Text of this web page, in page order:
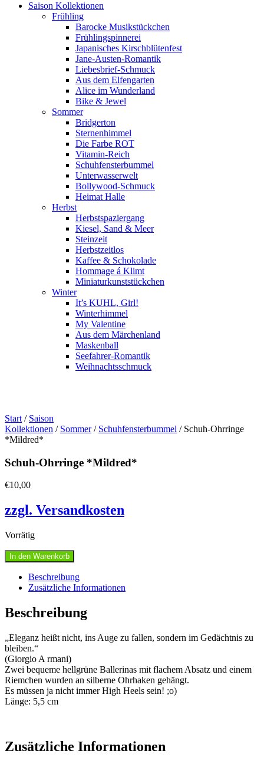
Saison Kollektionen
Frühling
Barocke Musikstückchen
Frühlingspinnerei
Japanisches Kirschblütenfest
Jane-Austen-Romantik
Liebesbrief-Schmuck
Aus dem Elfengarten
Alice im Wunderland
Bike & Jewel
Sommer
Bridgerton
Sternenhimmel
Die Farbe ROT
Vitamin-Reich
Schuhfensterbummel
Unterwasserwelt
Bollywood-Schmuck
Heimat Halle
Herbst
Herbstspaziergang
Kiesel, Sand & Meer
Steinzeit
Herbstzeitlos
Kaffee & Schokolade
Hommage á Klimt
Miniaturkunststückchen
Winter
It’s KUHL, Girl!
Winterhimmel
My Valentine
Aus dem Märchenland
Maskenball
Seefahrer-Romantik
Weihnachtsschmuck
Start / Saison
Kollektionen / Sommer/ Schuhfensterbummel / Schuh-Ohrringe
*Mildred*
Schuh-Ohrringe *Mildred*
€10,00
zzgl. Versandkosten
Vorrätig
Schuh-
Ohrringe
*Mildred*
Menge
In den Warenkorb
Beschreibung
Zusätzliche Informationen
Beschreibung
„Eleganz heißt nicht, ins Auge zu fallen, sondern im Gedächtnis zu
bleiben.“
(Giorgio A rmani)
Zwei bequeme hellgrüne Ballerinas mit flachem Absatz und einem
Riemchen wurden an silberne Ohrhaken gehängt.
Es müssen ja nicht immer High Heels sein! ;o)
Länge: 5,5 cm
Zusätzliche Informationen